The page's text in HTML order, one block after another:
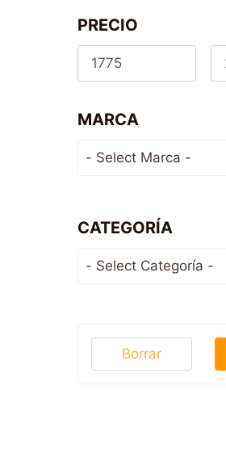
PRECIO
MARCA
CATEGORÍA
Borrar